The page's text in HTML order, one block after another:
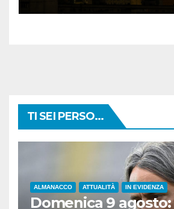
TI SEI PERSO...
ALMANACCO ATTUALITÀ IN EVIDENZA
Domenica 9